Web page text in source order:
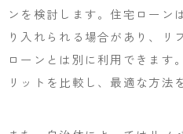
ンを検討します。住宅ローン
り入れられる場合があり、リ
ローンとは別に利用できます
リットを比較し、最適な方法